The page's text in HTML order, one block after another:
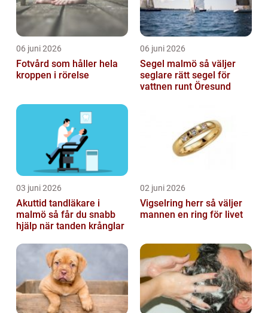
06 juni 2026
Fotvård som håller hela
kroppen i rörelse
06 juni 2026
Segel malmö så väljer
seglare rätt segel för
vattnen runt Öresund
03 juni 2026
Akuttid tandläkare i
malmö så får du snabb
hjälp när tanden krånglar
02 juni 2026
Vigselring herr så väljer
mannen en ring för livet